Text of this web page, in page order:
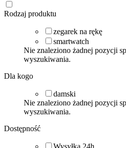
Rodzaj produktu
zegarek na rękę
smartwatch
Nie znaleziono żadnej pozycji
wyszukiwania.
Dla kogo
damski
Nie znaleziono żadnej pozycji
wyszukiwania.
Dostępność
Wysyłka 24h